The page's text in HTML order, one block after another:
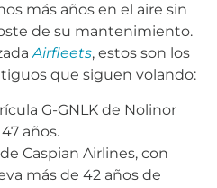
más años en el aire sin
de su mantenimiento.
Airfleets, estos son los
que siguen volando:
G-GNLK de Nolinor
años.
Caspian Airlines, con
más de 42 años de